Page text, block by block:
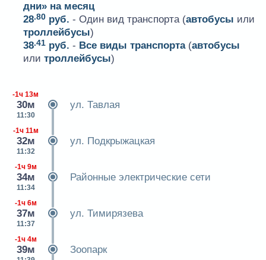
дни» на месяц
28.80 руб. - Один вид транспорта (автобусы или
троллейбусы)
38.41 руб. - Все виды транспорта(автобусы
илитроллейбусы)
-1ч 13м
30м
11:30
ул. Тавлая
-1ч 11м
32м
11:32
ул. Подкрыжацкая
-1ч 9м
34м
11:34
Районные электрические сети
-1ч 6м
37м
11:37
ул. Тимирязева
-1ч 4м
39м Зоопарк